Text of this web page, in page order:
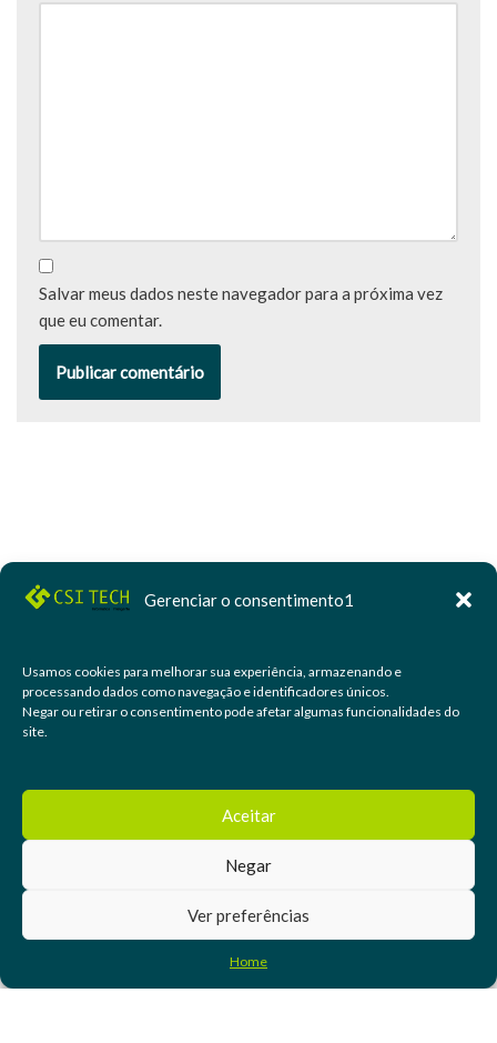
Gerenciar o consentimento1
Usamos cookies para melhorar sua experiência, armazenando e
processando dados como navegação e identificadores únicos.
Negar ou retirar o consentimento pode afetar algumas funcionalidades do
site.
Aceitar
Negar
Ver preferências
Home
Salvar meus dados neste navegador para a próxima vez
que eu comentar.